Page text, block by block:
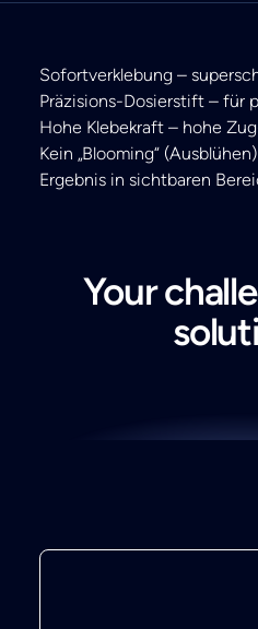
Sofortverklebung –
Präzisions-Dosierstift – für
Hohe Klebekraft – hohe
Kein „Blooming“
Ergebnis in sichtbaren
Your